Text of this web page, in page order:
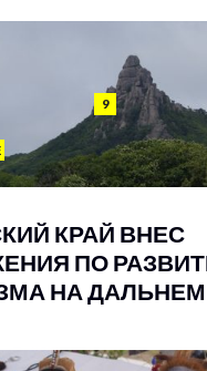
9
КРАЙ ВНЕС
ПО
НА